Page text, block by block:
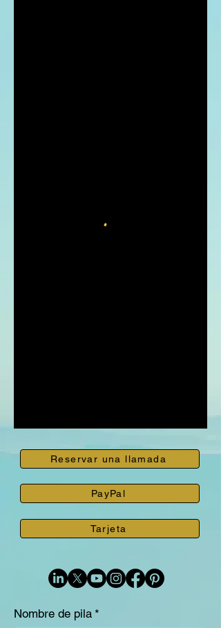
Reservar una llamada
PayPal
Tarjeta
Nombre de pila *